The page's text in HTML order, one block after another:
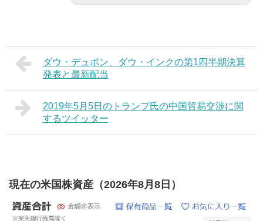
ダウ・デュポン、ダウ・インクの第1四半期決算
発表と最新配当
2019年5月5日のトランプ氏の中国貿易交渉に関
するツイッター
現在の米国株資産（2026年8月8日）